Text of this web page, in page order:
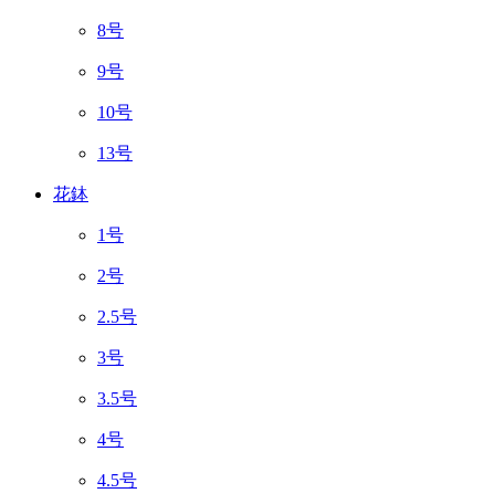
8号
9号
10号
13号
花鉢
1号
2号
2.5号
3号
3.5号
4号
4.5号